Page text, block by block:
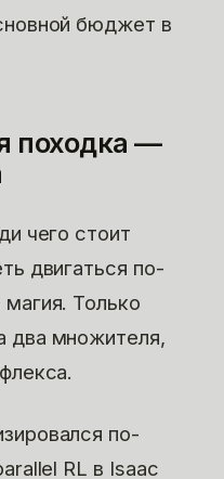
бюджет в
походка —
чего стоит
двигаться по-
Только
два множителя,
по-
RL в Isaac